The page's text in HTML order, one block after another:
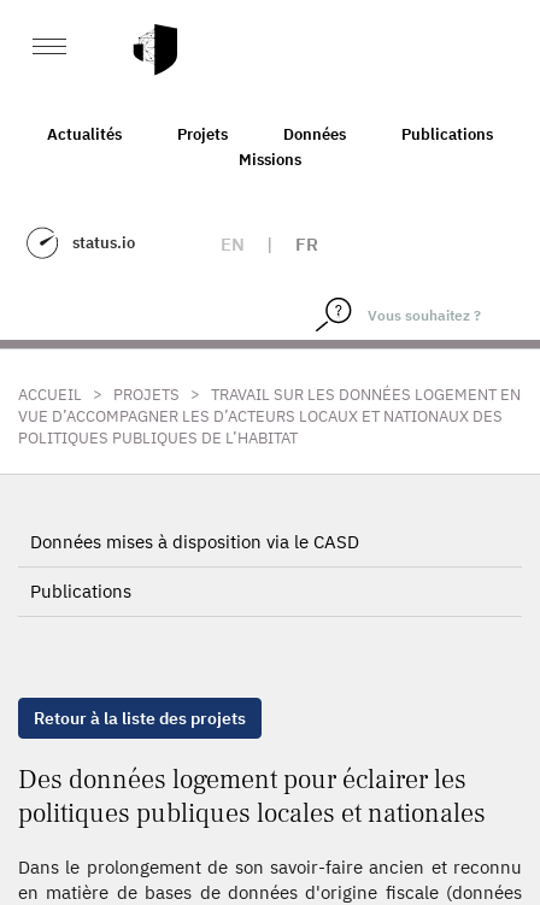
Actualités Projets Données
Publications
Missions
status.io EN | FR
ACCUEIL > PROJETS > TRAVAIL SUR LES DONNÉES LOGEMENT EN
VUE D’ACCOMPAGNER LES D’ACTEURS LOCAUX ET NATIONAUX DES
POLITIQUES PUBLIQUES DE L’HABITAT
Données mises à disposition via le CASD
Publications
Retour à la liste des projets
Des données logement pour éclairer les
politiques publiques locales et nationales
Dans le prolongement de son savoir-faire ancien et reconnu
en matière de bases de données d'origine fiscale (données